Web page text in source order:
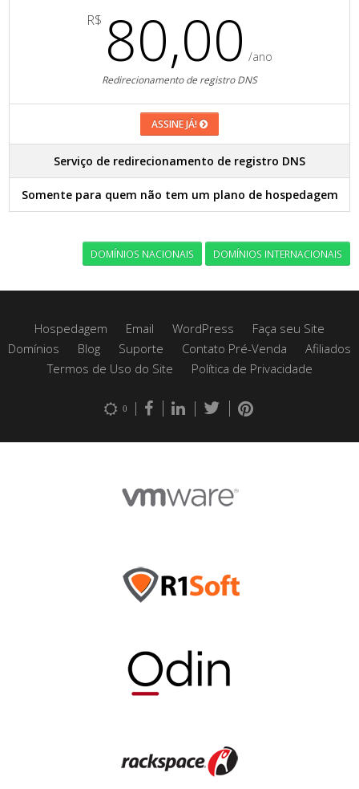
R$ 80,00 /ano
Redirecionamento de registro DNS
ASSINE JÁ!
Serviço de redirecionamento de registro DNS
Somente para quem não tem um plano de hospedagem
DOMÍNIOS NACIONAIS DOMÍNIOS INTERNACIONAIS
Hospedagem Email WordPress
Faça seu Site
Domínios
Blog Suporte Contato Pré-Venda
Afiliados
Termos de Uso do Site
Política de Privacidade
0